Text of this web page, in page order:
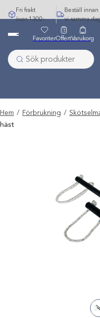
Hoppa
till
Fri frakt
över 1300:-
Beställ innan
vi samma
FavoriterOffertVarukorg
Hem / Förbrukning /
häst